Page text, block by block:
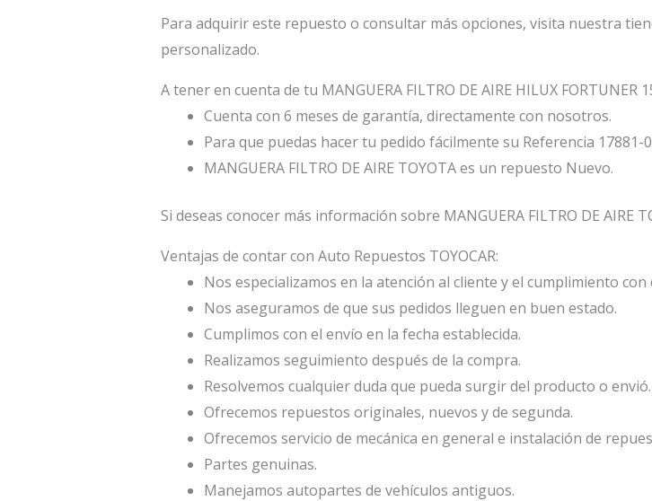
Para adquirir este repuesto o consultar más opciones, visita nuestra
personalizado.
A tener en cuenta de tu MANGUERA FILTRO DE AIRE HILUX FORTUNER
Cuenta con 6 meses de garantía, directamente con nosotros.
Para que puedas hacer tu pedido fácilmente su Referencia 17881-
MANGUERA FILTRO DE AIRE TOYOTA es un repuesto Nuevo.
Si deseas conocer más información sobre MANGUERA FILTRO DE AIRE
Ventajas de contar con Auto Repuestos TOYOCAR:
Nos especializamos en la atención al cliente y el cumplimiento con
Nos aseguramos de que sus pedidos lleguen en buen estado.
Cumplimos con el envío en la fecha establecida.
Realizamos seguimiento después de la compra.
Resolvemos cualquier duda que pueda surgir del producto o envió.
Ofrecemos repuestos originales, nuevos y de segunda.
Ofrecemos servicio de mecánica en general e instalación de
Partes genuinas.
Manejamos autopartes de vehículos antiguos.